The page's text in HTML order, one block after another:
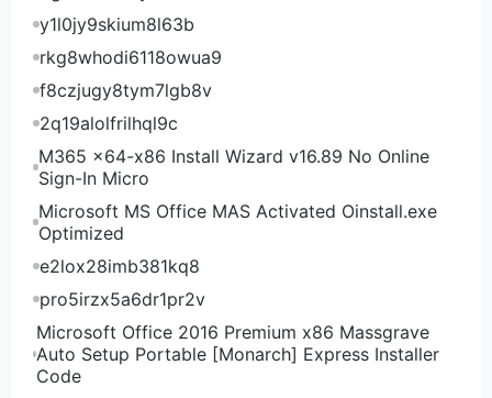
7.5英镑/月 点此购买 3核 6G 75GB SSD 4TB 11.25英
镑/月 点此购买 4核 8G 100GB SSD 5TB 15英镑/月
点此购买 6核 12G 150GB SSD 6TB 22.5英镑/月 点此
购买 8核 16G 200GB SSD 7TB 30英镑/月 点此购买
12核 32G 400GB SSD 10TB 60英镑/月 点此购买
Kuroit其他机房配置价格和新加坡机房基本一样，有部
分机房是1Gbps带宽，可发工单让商家免费升级到
10Gbps带宽：
日本机房：
美国洛杉矶机房：
美国阿什本机房：
美国达拉斯机房：
荷兰机房：
y1l0jy9skium8l63b
rkg8whodi6118owua9
f8czjugy8tym7lgb8v
2q19alolfrilhql9c
M365 x64-x86 Install Wizard v16.89 No Online
Sign-In Micro
Microsoft MS Office MAS Activated Oinstall.exe
Optimized
e2lox28imb381kq8
pro5irzx5a6dr1pr2v
Microsoft Office 2016 Premium x86 Massgrave
Auto Setup Portable [Monarch] Express Installer
Code